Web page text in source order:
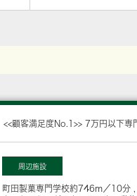
<<顧客満足度No.1>> 7万円以下専
周辺施設
町田製菓専門学校約746m／10分